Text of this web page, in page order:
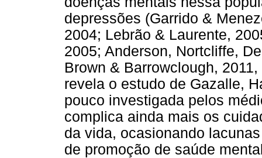
depressões (Garrido &
2004; Lebrão & Laurente,
2005; Anderson, Nortcliffe,
Brown & Barrowclough,
revela o estudo de Gazalle,
pouco investigada pelos
complica ainda mais os
da vida, ocasionando
de promoção de saúde